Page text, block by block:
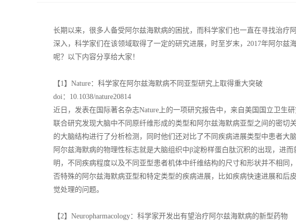
长期以来，很多人备受阿尔兹海默病的困扰，而科学家们也一直在寻找治疗
深入，科学家们在该领域取得了一定的研究进展，时至岁末，2017年阿尔兹
呢？以下内容分享给大家！
【1】Nature：科学家在阿尔兹海默病不同亚型研究上取得重大突破
doi：10.1038/nature20814
近日，发表在国际著名杂志Nature上的一项研究报告中，来自美国国立卫生
联合研究发现大脑中不同原纤维形成的类型和阿尔兹海默病亚型之间的密切
的大脑结构进行了分析检测，同时他们还对比了不同疾病进展类型中患者大
阿尔兹海默病的物理性标志就是大脑组织中β淀粉样蛋白肽沉积的出现，进
明，不同疾病程度以及不同亚型患者机体中纤维结构的尺寸和形状并不相同
否特殊的阿尔兹海默病亚型和特定类型的疾病进展，比如疾病快速进展和后
觉处理的问题。
【2】Neuropharmacology：科学家开发出有望治疗阿尔兹海默病的新型药物